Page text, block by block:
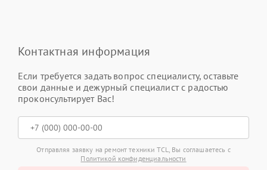
Контактная информация
Если требуется задать вопрос специалисту, оставьте
свои данные и дежурный специалист с радостью
проконсультирует Вас!
Отправляя заявку на ремонт техники TCL, Вы соглашаетесь с
Политикой конфиденциальности